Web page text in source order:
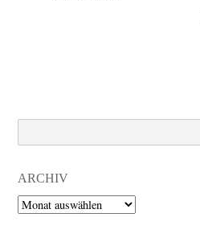
ARCHIV
Archiv